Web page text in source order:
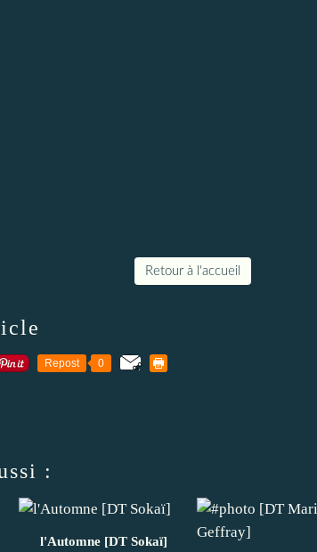
Retour à l'accueil
Repost 0
:
l'Automne [DT Sokaï]